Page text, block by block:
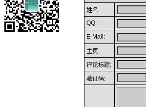
姓名:
QQ:
E-Mail:
主页:
评论标题:
验证码: